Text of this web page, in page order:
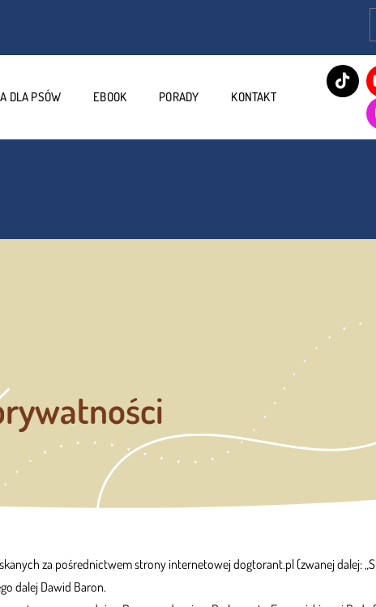
DLA PSÓW EBOOK PORADY KONTAKT
za pośrednictwem strony internetowej dogtorant.pl (zwanej dalej:
dalej Dawid Baron.